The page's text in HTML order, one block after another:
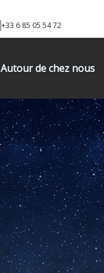
+33 6 85 05 54 72
Autour de chez nous